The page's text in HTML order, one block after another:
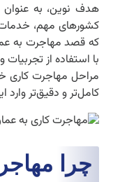
هدف نوین، به عنوان
کشورهای مهم،
که قصد مهاجرت به
با استفاده از
مراحل مهاجرت کاری
کامل‌تر و دقیق‌تر
چرا